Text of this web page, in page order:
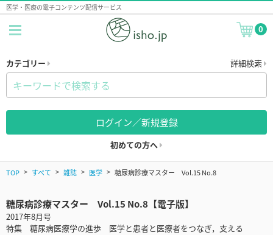
医学・医療の電子コンテンツ配信サービス
0
カテゴリー 詳細検索
ログイン／新規登録
初めての方へ
TOP すべて 雑誌 医学 糖尿病診療マスター Vol.15 No.8
糖尿病診療マスター Vol.15 No.8【電子版】
2017年8月号
特集 糖尿病医療学の進歩 医学と患者と医療者をつなぎ，支える